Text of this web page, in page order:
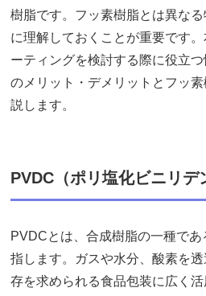
樹脂です。フッ素樹脂とは異な
に理解しておくことが重要です
ーティングを検討する際に役立
のメリット・デメリットとフッ
説します。
PVDC（ポリ塩化ビニリデ
PVDCとは、合成樹脂の一種で
指します。ガスや水分、酸素を
存を求められる食品包装に広く